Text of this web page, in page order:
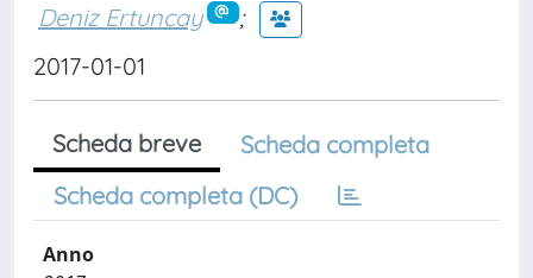
Deniz Ertuncay
;
2017-01-01
Scheda breve
Scheda completa
Scheda completa (DC)
Anno